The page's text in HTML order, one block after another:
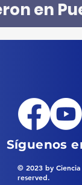
en
Síguenos
© 2023 by
reserved.